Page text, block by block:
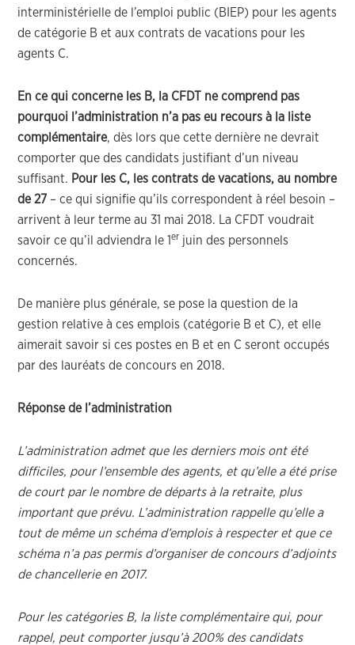
interministérielle de l’emploi public (BIEP) pour les agents
de catégorie B et aux contrats de vacations pour les
agents C.
En ce qui concerne les B, la CFDT ne comprend pas
pourquoi l’administration n’a pas eu recours à la liste
complémentaire, dès lors que cette dernière ne devrait
comporter que des candidats justifiant d’un niveau
suffisant. Pour les C, les contrats de vacations, au nombre
de 27 – ce qui signifie qu’ils correspondent à réel besoin –
arrivent à leur terme au 31 mai 2018. La CFDT voudrait
savoir ce qu’il adviendra le 1er juin des personnels
concernés.
De manière plus générale, se pose la question de la
gestion relative à ces emplois (catégorie B et C), et elle
aimerait savoir si ces postes en B et en C seront occupés
par des lauréats de concours en 2018.
Réponse de l’administration
L’administration admet que les derniers mois ont été
difficiles, pour l’ensemble des agents, et qu’elle a été prise
de court par le nombre de départs à la retraite, plus
important que prévu. L’administration rappelle qu’elle a
tout de même un schéma d’emplois à respecter et que ce
schéma n’a pas permis d’organiser de concours d’adjoints
de chancellerie en 2017.
Pour les catégories B, la liste complémentaire qui, pour
rappel, peut comporter jusqu’à 200% des candidats